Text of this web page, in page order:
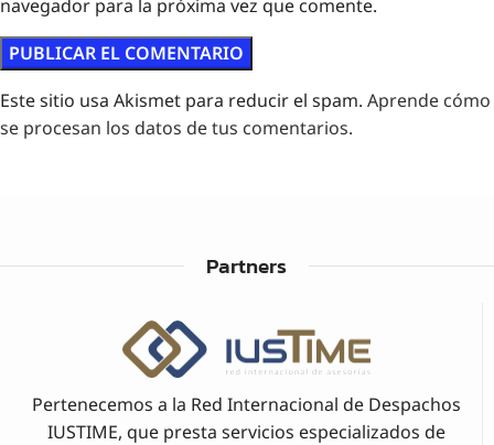
navegador para la próxima vez que comente.
Este sitio usa Akismet para reducir el spam. Aprende cómo
se procesan los datos de tus comentarios.
Partners
Pertenecemos a la Red Internacional de Despachos
IUSTIME, que presta servicios especializados de